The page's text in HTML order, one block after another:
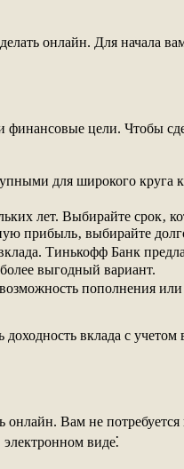
онлайн. Для начала
цели. Чтобы
для широкого круга
лет. Выбирайте срок‚
прибыль‚ выбирайте
Тинькофф Банк
выгодный вариант.
пополнения
вклада с
Вам не потребуется
виде⁚